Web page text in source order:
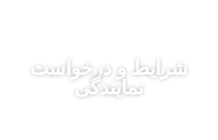
شرایط و درخواست
نمایندگی